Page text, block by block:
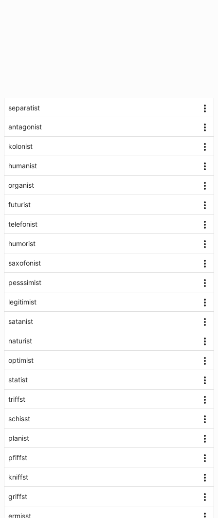
separatist
antagonist
kolonist
humanist
organist
futurist
telefonist
humorist
saxofonist
pesssimist
legitimist
satanist
naturist
optimist
statist
triffst
schisst
planist
pfiffst
kniffst
griffst
ermisst